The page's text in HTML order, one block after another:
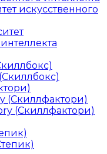
искусственного
(Скиллфактори)
(Скиллфактори)